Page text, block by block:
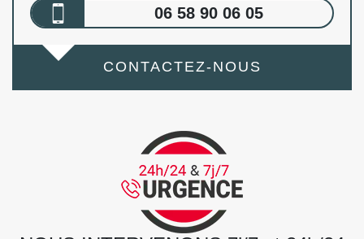
06 58 90 06 05
CONTACTEZ-NOUS